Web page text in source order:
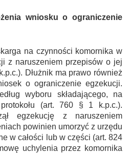
wniosku o ograniczenie
na czynności komornika w
z naruszeniem przepisów o jej
Dłużnik ma prawo również
o ograniczenie egzekucji.
wyboru składającego, na
(art. 760 § 1 k.p.c.).
egzekucję z naruszeniem
powinien umorzyć z urzędu
w całości lub w części (art. 824
uchylenia przez komornika